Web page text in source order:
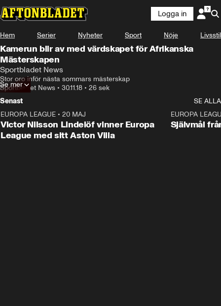
Logga in
Hem Serier Nyheter Sport Nöje Livsstil
Kamerun blir av med värdskapet för Afrikanska
Mästerskapen
Sportbladet News
Stor oro inför nästa sommars mästerskap
Sportbladet News • 30.11.18 • 26 sek
Se mer
Senast
SE ALLA
EUROPA LEAGUE • 20 MAJ
Victor Nilsson Lindelöf vinner Europa
League med sitt Aston Villa
EUROPA
Självmål